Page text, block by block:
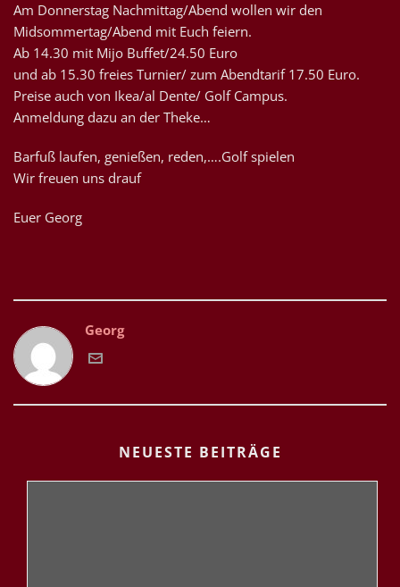
Am Donnerstag Nachmittag/Abend wollen wir den
Midsommertag/Abend mit Euch feiern.
Ab 14.30 mit Mijo Buffet/24.50 Euro
und ab 15.30 freies Turnier/ zum Abendtarif 17.50 Euro.
Preise auch von Ikea/al Dente/ Golf Campus.
Anmeldung dazu an der Theke…
Barfuß laufen, genießen, reden,….Golf spielen
Wir freuen uns drauf
Euer Georg
Georg
NEUESTE BEITRÄGE